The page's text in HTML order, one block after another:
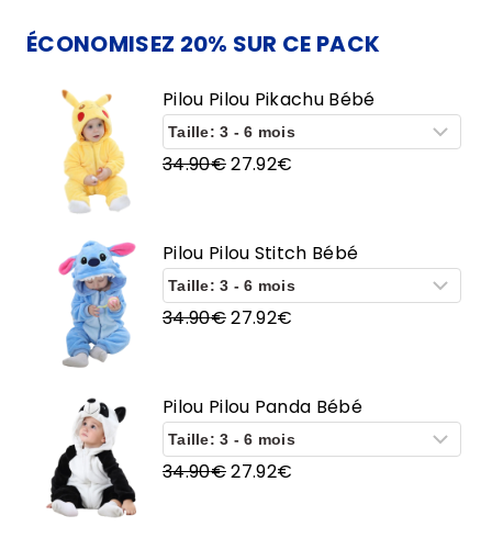
ÉCONOMISEZ 20% SUR CE PACK
Pilou Pilou Pikachu Bébé
34.90€Le
était :
34.90€.
27.92€
est :
27.92€.
Pilou Pilou Stitch Bébé
34.90€Le
était :
34.90€.
27.92€
est :
27.92€.
Pilou Pilou Panda Bébé
34.90€Le
27.92€